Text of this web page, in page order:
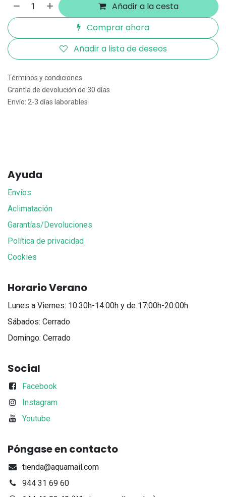
Añadir a la cesta
Comprar ahora
Añadir a lista de deseos
Términos y condiciones
Grantía de devolución de 30 días
Envío: 2-3 días laborables
Ayuda
Envíos
Aclimatación
Garantías/Devoluciones
Política de privacidad
Cookies
Horario Verano
Lunes a Viernes: 10:30h-14:00h y de 17:00h-20:00h
Sábados: Cerrado
Domingo: Cerrado
Social
Facebook
Instagram
Youtube
Póngase en contacto
tienda@aquamail.com
944 31 69 60